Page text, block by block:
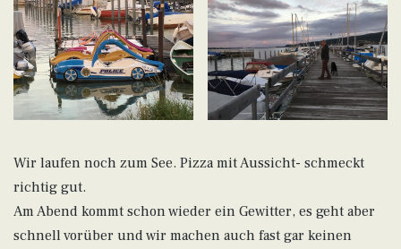
Wir laufen noch zum See. Pizza mit Aussicht- schmeckt
richtig gut.
Am Abend kommt schon wieder ein Gewitter, es geht aber
schnell vorüber und wir machen auch fast gar keinen